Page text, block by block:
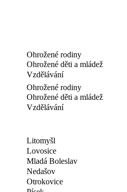
Ohrožené rodiny
Ohrožené děti a mládež
Vzdělávání
Ohrožené rodiny
Ohrožené děti a mládež
Vzdělávání
Litomyšl
Lovosice
Mladá Boleslav
Nedašov
Otrokovice